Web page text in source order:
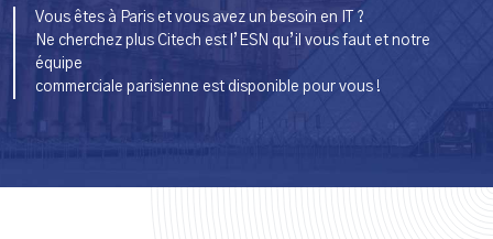
Vous êtes à Paris et vous avez un besoin en IT ?
Ne cherchez plus Citech est l’ESN qu’il vous faut et notre
équipe
commerciale parisienne est disponible pour vous !